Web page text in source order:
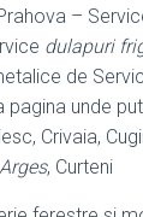
–
dulapuri
de
unde
Crivaia,
, Curteni